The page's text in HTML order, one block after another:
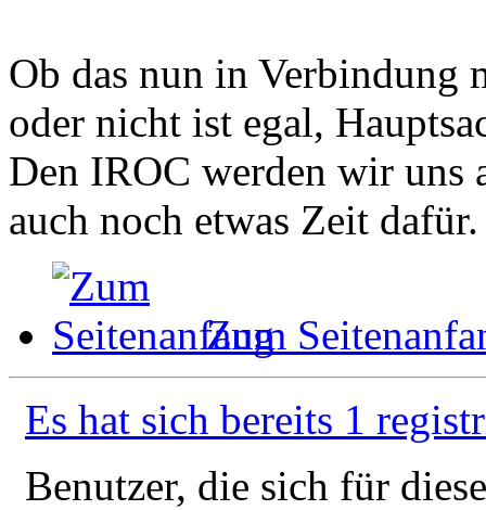
Ob das nun in Verbindung
oder nicht ist egal,
Den IROC werden wir uns
auch noch etwas Zeit dafür.
Zum
Es hat sich bereits 1
Benutzer, die sich für